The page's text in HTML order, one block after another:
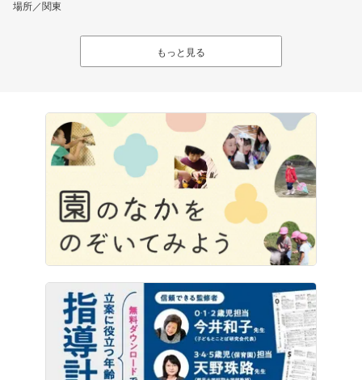
場所／関東
もっと見る